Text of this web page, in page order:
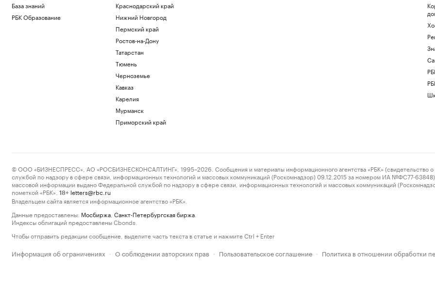
База знаний
РБК Образование
Краснодарский край
Нижний Новгород
Пермский край
Ростов-на-Дону
Татарстан
Тюмень
Черноземье
Кавказ
Карелия
Мурманск
Приморский край
© ООО «БИЗНЕСПРЕСС», АО «РОСБИЗНЕСКОНСАЛТИНГ», 1995–2026. Сообщения и материалы информационного агентства «РБК» (свидетельство о
службой по надзору в сфере связи, информационных технологий и массовых коммуникаций (Роскомнадзор) 09.12.2015 за номером ИА №ФС77-63848)
массовой информации выдано Федеральной службой по надзору в сфере связи, информационных технологий и массовых коммуникаций
пометкой «РБК».
18+ letters@rbc.ru
Владельцем сайта является информационное агентство «РБК».
Данные предоставлены: Мосбиржа Санкт-Петербургская биржа
Индексы облигаций предоставлены Cbonds.
Чтобы отправить редакции сообщение, выделите часть текста в статье и нажмите Ctrl + Enter
Информация об ограничениях · О соблюдении авторских прав · Пользовательское соглашение · Политика в отношении обработки